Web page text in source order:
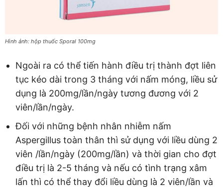
Hình ảnh: hộp thuốc Sporal 100mg
Ngoài ra có thể tiến hành điều trị thành đợt liên
tục kéo dài trong 3 tháng với nấm móng, liều sử
dụng là 200mg/lần/ngày tương đương với 2
viên/lần/ngày.
Đối với những bệnh nhân nhiễm nấm
Aspergillus toàn thân thì sử dụng với liều dùng 2
viên /lần/ngày (200mg/lần) và thời gian cho đợt
điều trị là 2-5 tháng và nếu có tình trạng xâm
lấn thì có thể thay đổi liều dùng là 2 viên/lần và